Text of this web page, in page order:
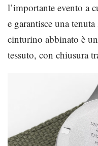
l’importante evento a
e garantisce una
cinturino abbinato è
tessuto, con chiusura